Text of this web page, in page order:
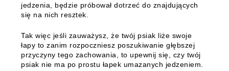
jedzenia, będzie próbował dotrzeć do znajdujących
się na nich resztek.
Tak więc jeśli zauważysz, że twój psiak liże swoje
łapy to zanim rozpoczniesz poszukiwanie głębszej
przyczyny tego zachowania, to upewnij się, czy twój
psiak nie ma po prostu łapek umazanych jedzeniem.